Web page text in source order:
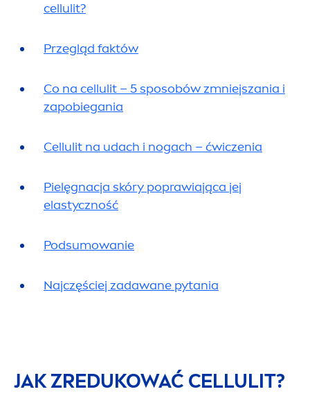
cellulit?
Przegląd faktów
Co na cellulit – 5 sposobów zmniejszania i
zapobiegania
Cellulit na udach i nogach – ćwiczenia
Pielęgnacja skóry poprawiająca jej
elastyczność
Podsumowanie
Najczęściej zadawane pytania
JAK ZREDUKOWAĆ CELLULIT?